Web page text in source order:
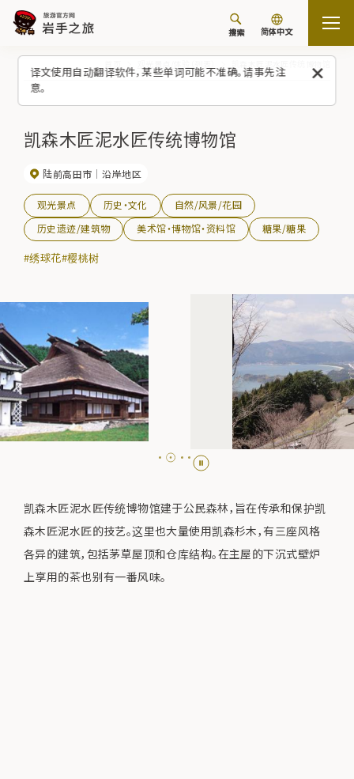
译文使用自动翻译软件，某些单词可能不准确。请事先注
意。
搜索 简体中文
凯森木匠泥水匠传统博物馆
陆前高田市 沿岸地区
观光景点 历史・文化
自然/风景/花园
历史遗迹/建筑物
美术馆・博物馆・资料馆 糖果/糖果
#绣球花#樱桃树
凯森木匠泥水匠传统博物馆建于公民森林，旨在传承和保护凯
森木匠泥水匠的技艺。这里也大量使用凯森杉木，有三座风格
各异的建筑，包括茅草屋顶和仓库结构。在主屋的下沉式壁炉
上享用的茶也别有一番风味。